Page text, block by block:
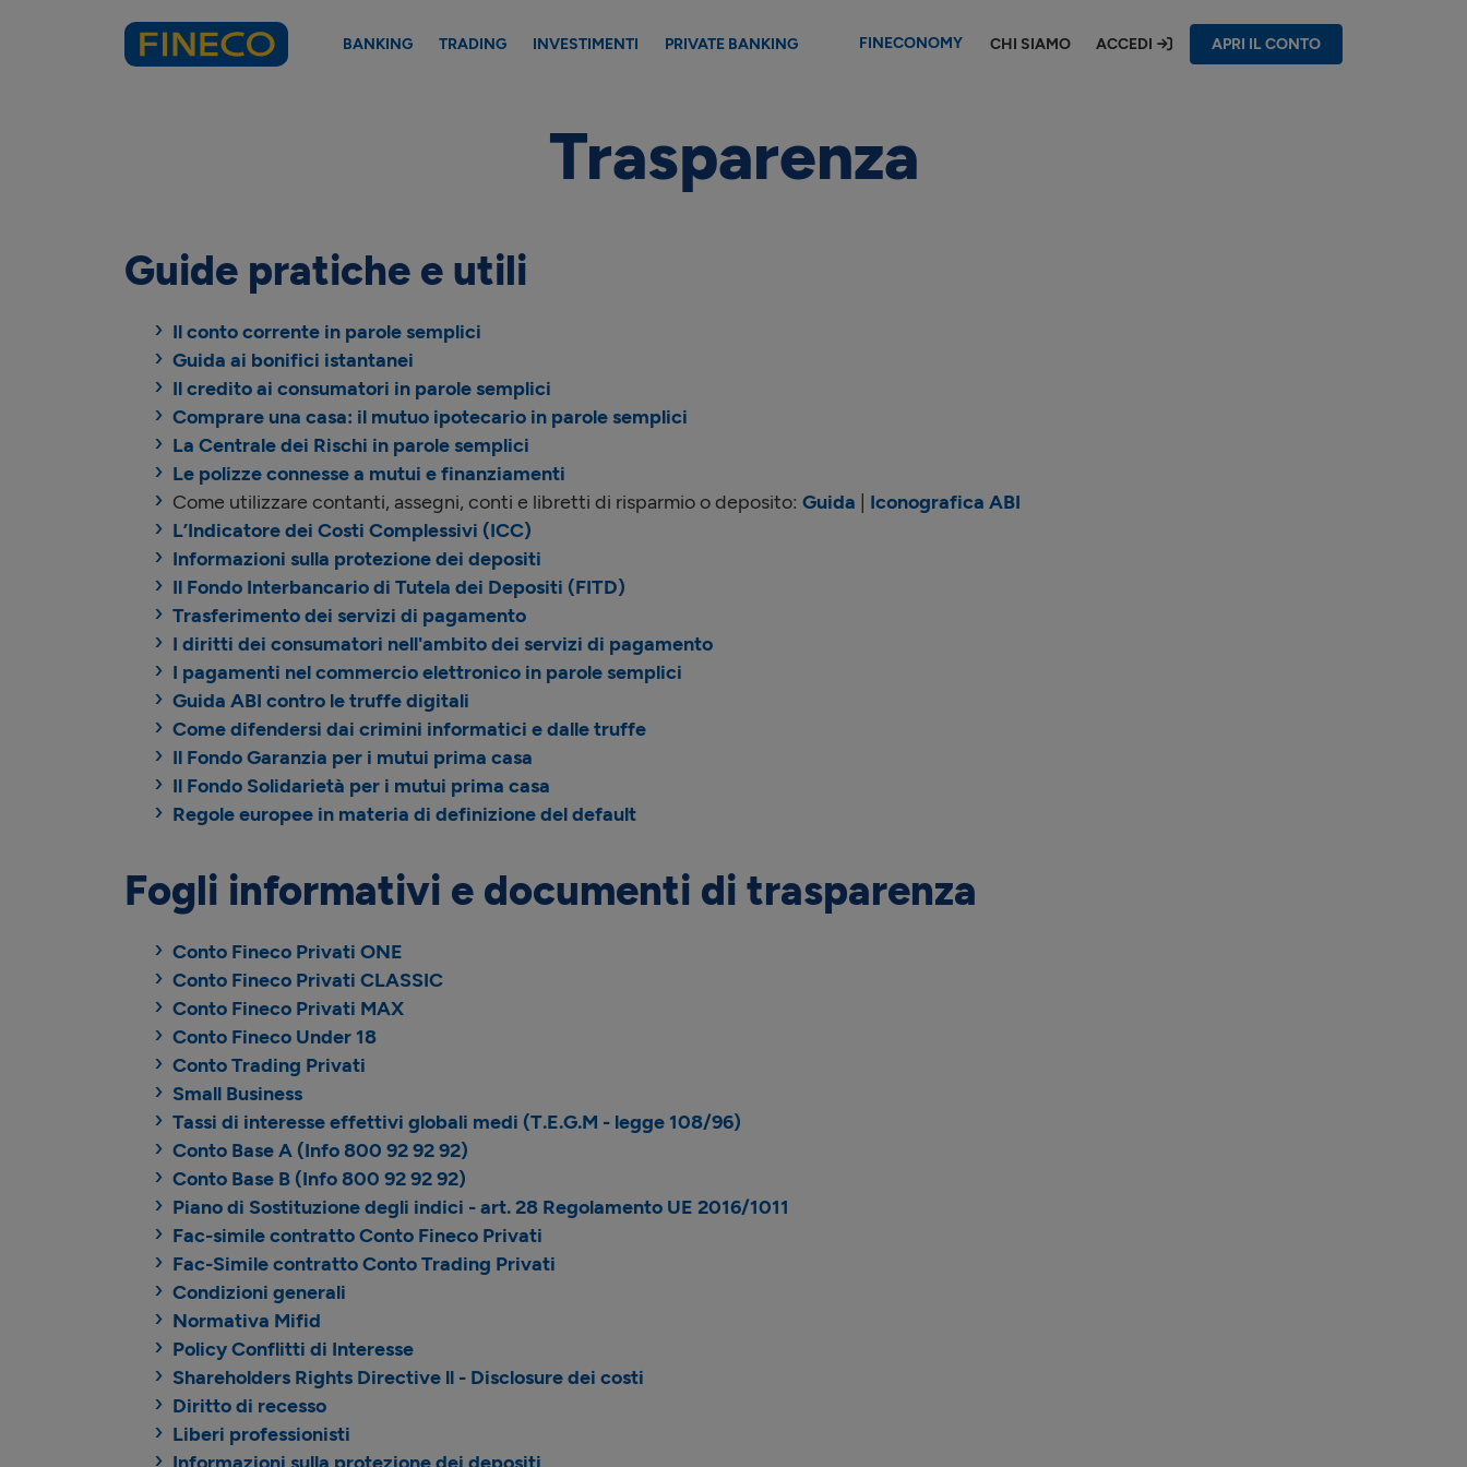
BANKING TRADING INVESTIMENTI PRIVATE BANKING FINECONOMY CHI SIAMO ACCEDI APRI IL CONTO
Trasparenza
Guide pratiche e utili
Il conto corrente in parole semplici
Guida ai bonifici istantanei
Il credito ai consumatori in parole semplici
Comprare una casa: il mutuo ipotecario in parole semplici
La Centrale dei Rischi in parole semplici
Le polizze connesse a mutui e finanziamenti
Come utilizzare contanti, assegni, conti e libretti di risparmio o deposito: Guida
Iconografica ABI
L’Indicatore dei Costi Complessivi (ICC)
Informazioni sulla protezione dei depositi
Il Fondo Interbancario di Tutela dei Depositi (FITD)
Trasferimento dei servizi di pagamento
I diritti dei consumatori nell'ambito dei servizi di pagamento
I pagamenti nel commercio elettronico in parole semplici
Guida ABI contro le truffe digitali
Come difendersi dai crimini informatici e dalle truffe
Il Fondo Garanzia per i mutui prima casa
Il Fondo Solidarietà per i mutui prima casa
Regole europee in materia di definizione del default
Fogli informativi e documenti di trasparenza
Conto Fineco Privati ONE
Conto Fineco Privati CLASSIC
Conto Fineco Privati MAX
Conto Fineco Under 18
Conto Trading Privati
Small Business
Tassi di interesse effettivi globali medi (T.E.G.M - legge 108/96)
Conto Base A (Info 800 92 92 92)
Conto Base B (Info 800 92 92 92)
Piano di Sostituzione degli indici - art. 28 Regolamento UE 2016/1011
Fac-simile contratto Conto Fineco Privati
Fac-Simile contratto Conto Trading Privati
Condizioni generali
Normativa Mifid
Policy Conflitti di Interesse
Shareholders Rights Directive ll - Disclosure dei costi
Diritto di recesso
Liberi professionisti